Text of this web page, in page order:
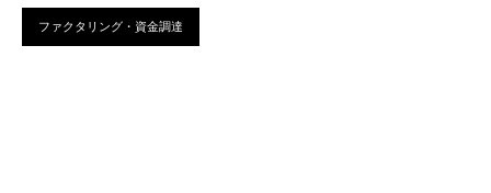
ファクタリング・資金調達